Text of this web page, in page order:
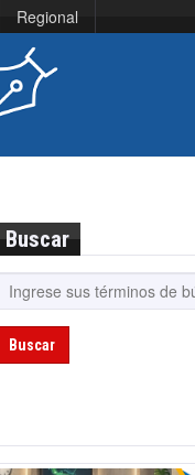
Regional
Buscar
Buscar